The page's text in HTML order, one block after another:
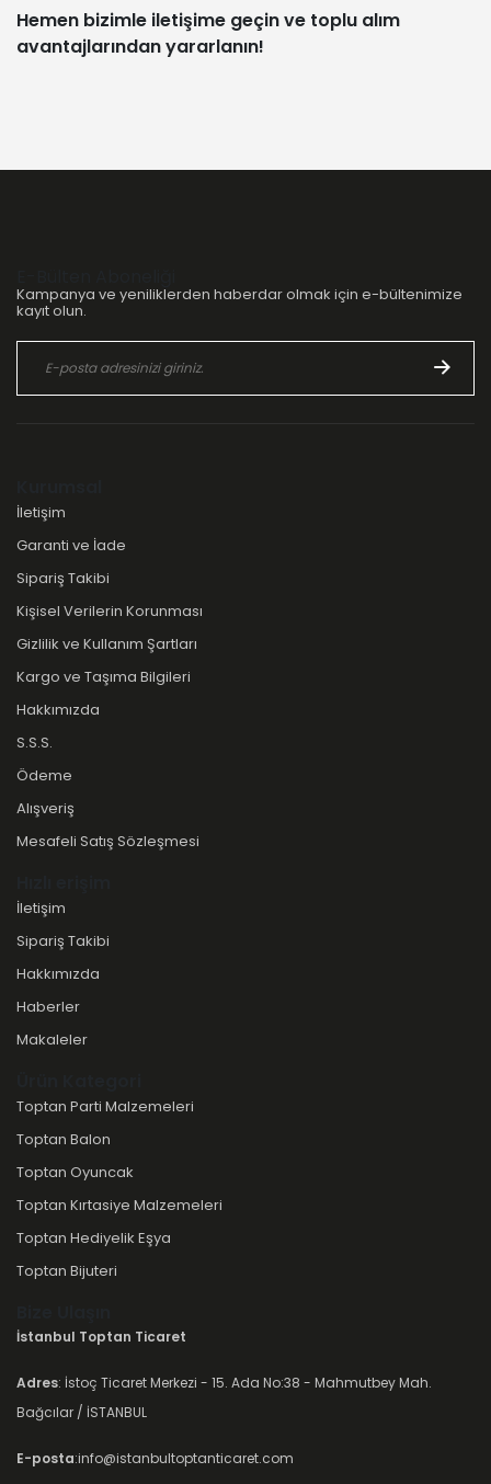
Hemen bizimle iletişime geçin ve toplu alım
avantajlarından yararlanın!
Kampanya ve yeniliklerden haberdar olmak için e-bültenimize
kayıt olun.
İletişim
Garanti ve İade
Sipariş Takibi
Kişisel Verilerin Korunması
Gizlilik ve Kullanım Şartları
Kargo ve Taşıma Bilgileri
Hakkımızda
S.S.S.
Ödeme
Alışveriş
Mesafeli Satış Sözleşmesi
İletişim
Sipariş Takibi
Hakkımızda
Haberler
Makaleler
Toptan Parti Malzemeleri
Toptan Balon
Toptan Oyuncak
Toptan Kırtasiye Malzemeleri
Toptan Hediyelik Eşya
Toptan Bijuteri
İstanbul Toptan Ticaret
Adres: İstoç Ticaret Merkezi - 15. Ada No:38 - Mahmutbey Mah.
Bağcılar / İSTANBUL
E-posta:info@istanbultoptanticaret.com